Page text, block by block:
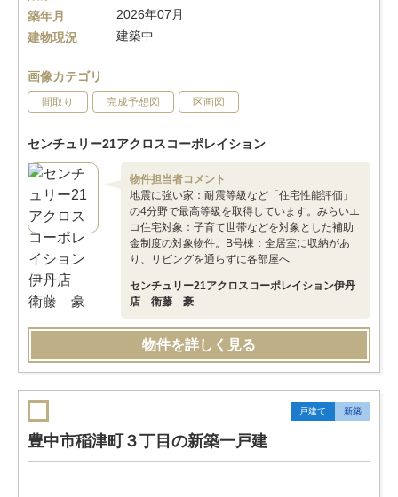
築年月
2026年07月
建物現況
建築中
画像カテゴリ
間取り 完成予想図 区画図
センチュリー21アクロスコーポレイション
物件担当者コメント
地震に強い家：耐震等級など「住宅性能評価」
の4分野で最高等級を取得しています。みらいエ
コ住宅対象：子育て世帯などを対象とした補助
金制度の対象物件。B号棟：全居室に収納があ
り、リビングを通らずに各部屋へ
センチュリー21アクロスコーポレイション伊丹
店 衛藤 豪
物件を詳しく見る
戸建て 新築
豊中市稲津町３丁目の新築一戸建